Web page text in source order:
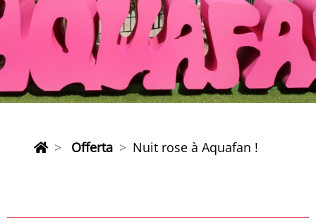
Offerta Nuit rose à Aquafan !